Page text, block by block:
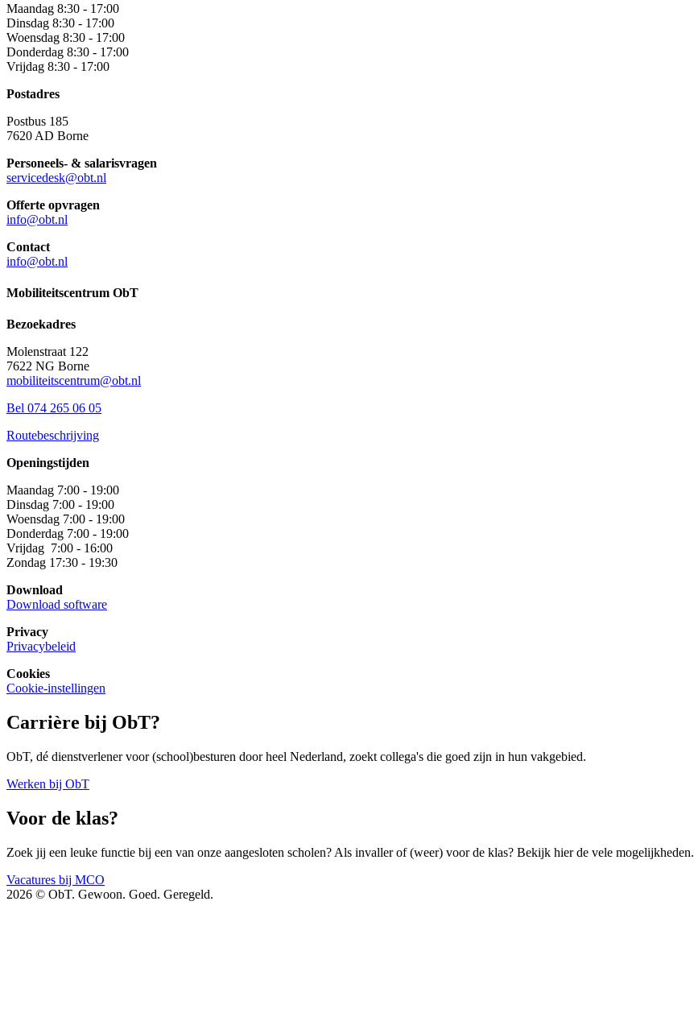
Maandag 8:30 - 17:00
Dinsdag 8:30 - 17:00
Woensdag 8:30 - 17:00
Donderdag 8:30 - 17:00
Vrijdag 8:30 - 17:00
Postadres
Postbus 185
7620 AD Borne
Personeels- & salarisvragen
servicedesk@obt.nl
Offerte opvragen
info@obt.nl
Contact
info@obt.nl
Mobiliteitscentrum ObT
Bezoekadres
Molenstraat 122
7622 NG Borne
mobiliteitscentrum@obt.nl
Bel 074 265 06 05
Routebeschrijving
Openingstijden
Maandag 7:00 - 19:00
Dinsdag 7:00 - 19:00
Woensdag 7:00 - 19:00
Donderdag 7:00 - 19:00
Vrijdag 7:00 - 16:00
Zondag 17:30 - 19:30
Download
Download software
Privacy
Privacybeleid
Cookies
Cookie-instellingen
Carrière bij ObT?
ObT, dé dienstverlener voor (school)besturen door heel Nederland, zoekt collega's die goed zijn in hun vakgebied.
Werken bij ObT
Voor de klas?
Zoek jij een leuke functie bij een van onze aangesloten scholen? Als invaller of (weer) voor de klas? Bekijk hier de vele mogelijkheden.
Vacatures bij MCO
2026 © ObT. Gewoon. Goed. Geregeld.